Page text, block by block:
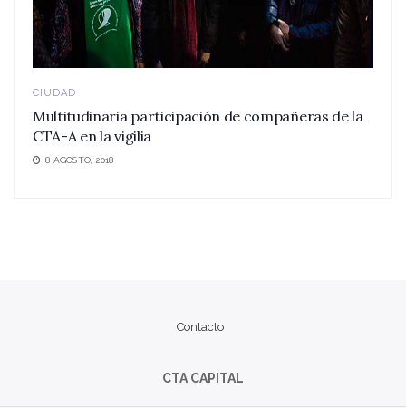
CIUDAD
Multitudinaria participación de compañeras de la
CTA-A en la vigilia
8 AGOSTO, 2018
Contacto
CTA CAPITAL